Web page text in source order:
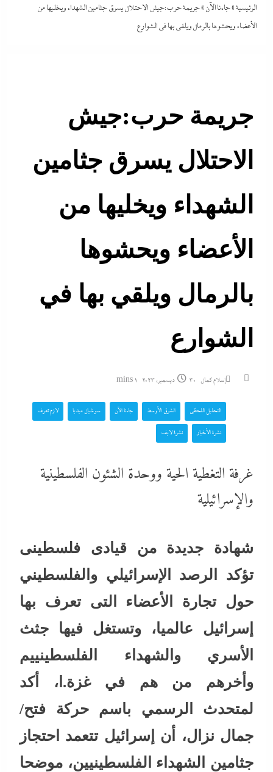
الرئيسية»جاءنا الآن »جريمة حرب:جيش الاحتلال يسرق جثامين الشهداء ويخليها من
الأعضاء ويحشوها بالرمال ويلقي بها في الشوارع
جريمة حرب:جيش
الاحتلال يسرق جثامين
الشهداء ويخليها من
الأعضاء ويحشوها
بالرمال ويلقي بها في
الشوارع
إسلام كمال 30 ديسمبر، 2023 1 mins
التحليل اللحظي الشرق الأوسط جاءنا الآن سوشيال ميديا لازم تعرف
نشرة الأخبار نشرة لايف
غرفة التغطية الحية ووحدة الشئون الفلسطينية
والإسرائيلية
شهادة جديدة من قيادى فلسطينى
تؤكد الرصد الإسرائيلي والفلسطيني
حول تجارة الأعضاء التى تعرف بها
إسرائيل عالميا، وتستغل فيها جثث
الأسري والشهداء الفلسطينييم
وأخرهم من هم في غزة.ا، أكد
لمتحدث الرسمي باسم حركة فتح/
جمال نزال، أن إسرائيل تتعمد احتجاز
جثامين الشهداء الفلسطينيين، موضحا